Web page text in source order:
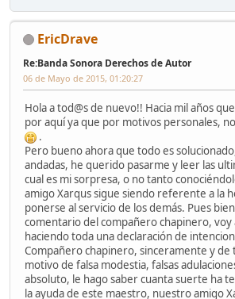
EricDrave
Re:Banda Sonora Derechos de Autor
06 de Mayo de 2015, 01:20:27
Hola a tod@s de nuevo!! Hacia mil años
por aquí ya que por motivos personales,
.
Pero bueno ahora que todo es
andadas, he querido pasarme y leer las
cual es mi sorpresa, o no tanto
amigo Xarqus sigue siendo referente a la
ponerse al servicio de los demás. Pues
comentario del compañero chapinero,
haciendo toda una declaración de
Compañero chapinero, sinceramente y de
motivo de falsa modestia, falsas
absoluto, le hago saber cuanta suerte ha
la ayuda de este maestro, nuestro amigo